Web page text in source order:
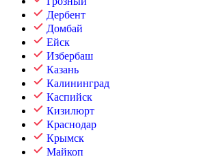
Дербент
Домбай
Ейск
Избербаш
Казань
Калининград
Каспийск
Кизилюрт
Краснодар
Крымск
Майкоп